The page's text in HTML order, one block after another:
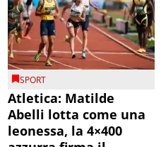
SPORT
Atletica: Matilde
Abelli lotta come una
leonessa, la 4×400